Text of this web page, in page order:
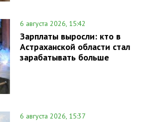
6 августа 2026, 15:42
Зарплаты выросли: кто в
Астраханской области стал
зарабатывать больше
6 августа 2026, 15:37